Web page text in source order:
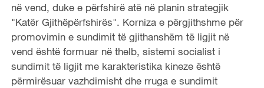
në vend, duke e përfshirë atë në planin strategjik
"Katër Gjithëpërfshirës". Korniza e përgjithshme për
promovimin e sundimit të gjithanshëm të ligjit në
vend është formuar në thelb, sistemi socialist i
sundimit të ligjit me karakteristika kineze është
përmirësuar vazhdimisht dhe rruga e sundimit